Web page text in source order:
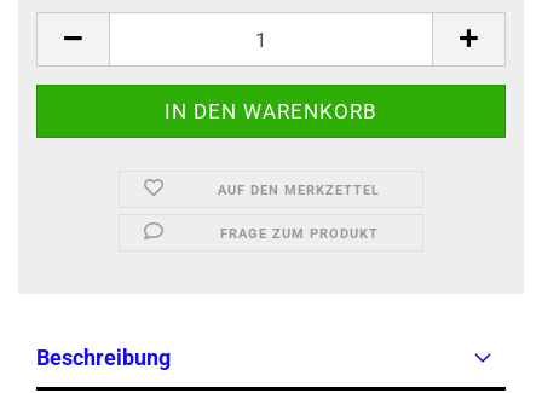
AUF DEN MERKZETTEL
FRAGE ZUM PRODUKT
Beschreibung